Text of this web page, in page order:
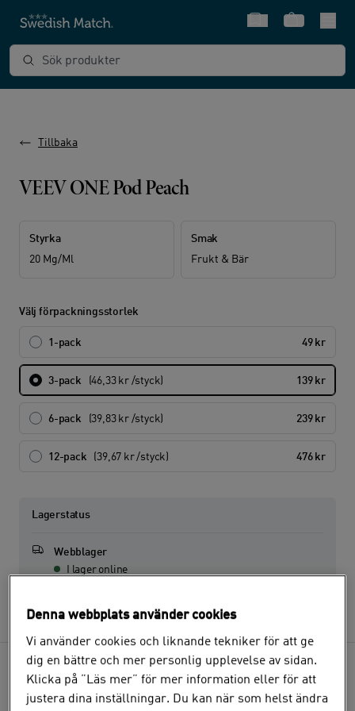
SnabbvalVarukorg
Sök produkter
Tillbaka
VEEV ONE Pod Peach
Styrka
20 Mg/ml
Smak
Frukt & Bär
Välj förpackningsstorlek
1-pack 49 kr
3-pack (46,33 kr /styck) 139 kr
6-pack (39,83 kr /styck) 239 kr
12-pack (39,67 kr /styck) 476 kr
Lagerstatus
Webblager
I lager online
Vapes VEEV ONE Pod Peach
VEEV ONE Pod Peach - Produktöversikt
Denna webbplats använder cookies
Vi använder cookies och liknande tekniker för att ge
dig en bättre och mer personlig upplevelse av sidan.
Klicka på ”Läs mer” för mer information eller för att
justera dina inställningar. Du kan när som helst ändra